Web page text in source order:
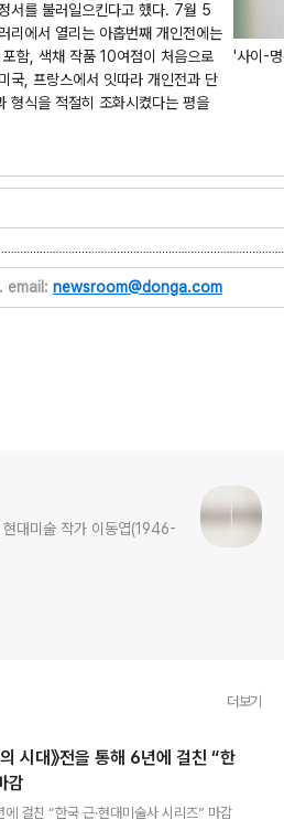
'사이-
서를 불러일으킨다고 했다. 7월 5
리에서 열리는 아홉번째 개인전에는
함, 색채 작품 10여점이 처음으로
국, 프랑스에서 잇따라 개인전과 단
형식을 적절히 조화시켰다는 평을
newsroom@donga.com
더보기
시대》전을 통해 6년에 걸친 “한
감
에 걸친 “한국 근·현대미술사 시리즈” 마감